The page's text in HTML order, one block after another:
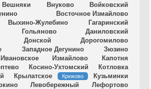
Вешняки Внуково
Войковский
Восточное Измайлово
Выхино-Жулебино
Гагаринский
Гольяново
Даниловский
Донской
Дорогомилово
Западное Дегунино
Зюзино
Ивановское Измайлово
Капотня
Косино-Ухтомский
Котловка
Крылатское Крюково
Кузьминки
Левобережный
Лефортово